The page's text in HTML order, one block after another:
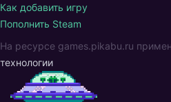
Как добавить игру
Пополнить Steam
На ресурсе games.pikabu.ru
технологии